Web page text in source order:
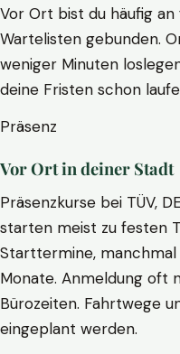
Vor Ort bist du häufig
Wartelisten gebunden.
weniger Minuten
deine Fristen schon
Präsenz
Vor Ort in deiner Stadt
Präsenzkurse bei TÜV,
starten meist zu festen
Starttermine,
Monate. Anmeldung oft
Bürozeiten. Fahrtwege
eingeplant werden.